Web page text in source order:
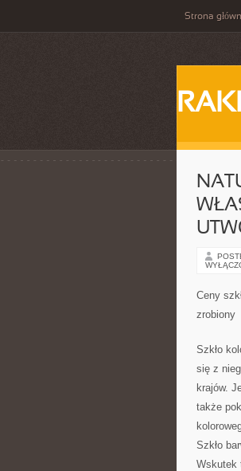
Strona
Ceny
zrobiony
Szkło
się z
krajów.
także
Szkło
Wskutek